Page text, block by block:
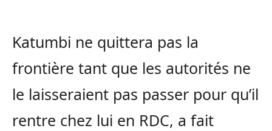
Katumbi ne quittera pas la
frontière tant que les autorités ne
le laisseraient pas passer pour qu’il
rentre chez lui en RDC, a fait